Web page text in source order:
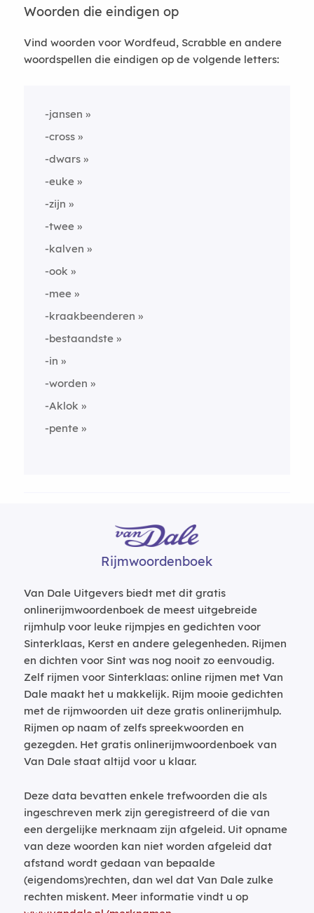
Woorden die eindigen op
Vind woorden voor Wordfeud, Scrabble en andere
woordspellen die eindigen op de volgende letters:
-jansen
-cross
-dwars
-euke
-zijn
-twee
-kalven
-ook
-mee
-kraakbeenderen
-bestaandste
-in
-worden
-Aklok
-pente
Rijmwoordenboek
Van Dale Uitgevers biedt met dit gratis
onlinerijmwoordenboek de meest uitgebreide
rijmhulp voor leuke rijmpjes en gedichten voor
Sinterklaas, Kerst en andere gelegenheden. Rijmen
en dichten voor Sint was nog nooit zo eenvoudig.
Zelf rijmen voor Sinterklaas: online rijmen met Van
Dale maakt het u makkelijk. Rijm mooie gedichten
met de rijmwoorden uit deze gratis onlinerijmhulp.
Rijmen op naam of zelfs spreekwoorden en
gezegden. Het gratis onlinerijmwoordenboek van
Van Dale staat altijd voor u klaar.
Deze data bevatten enkele trefwoorden die als
ingeschreven merk zijn geregistreerd of die van
een dergelijke merknaam zijn afgeleid. Uit opname
van deze woorden kan niet worden afgeleid dat
afstand wordt gedaan van bepaalde
(eigendoms)rechten, dan wel dat Van Dale zulke
rechten miskent. Meer informatie vindt u op